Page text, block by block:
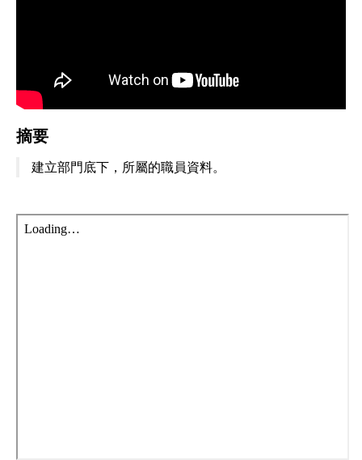
摘要
建立部門底下，所屬的職員資料。